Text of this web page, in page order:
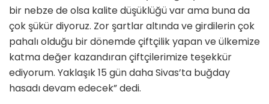
bir nebze de olsa kalite düşüklüğü var ama buna da
çok şükür diyoruz. Zor şartlar altında ve girdilerin çok
pahalı olduğu bir dönemde çiftçilik yapan ve ülkemize
katma değer kazandıran çiftçilerimize teşekkür
ediyorum. Yaklaşık 15 gün daha Sivas’ta buğday
hasadı devam edecek” dedi.